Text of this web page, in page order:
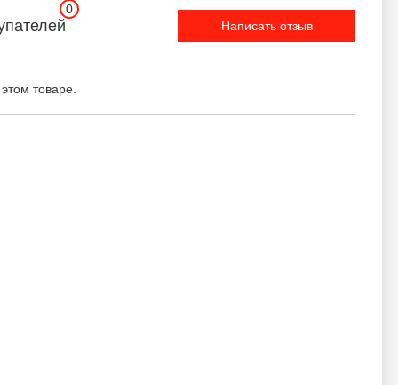
0
Написать отзыв
товаре.